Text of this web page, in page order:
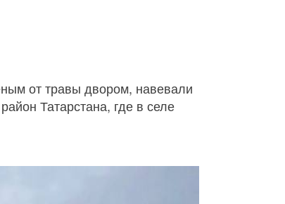
от травы двором, навевали
Татарстана, где в селе